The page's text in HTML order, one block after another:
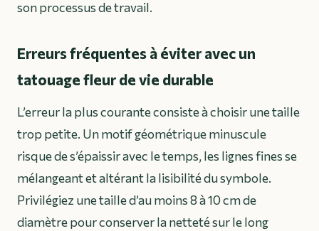
son processus de travail.
Erreurs fréquentes à éviter avec un
tatouage fleur de vie durable
L’erreur la plus courante consiste à choisir une taille
trop petite. Un motif géométrique minuscule
risque de s’épaissir avec le temps, les lignes fines se
mélangeant et altérant la lisibilité du symbole.
Privilégiez une taille d’au moins 8 à 10 cm de
diamètre pour conserver la netteté sur le long